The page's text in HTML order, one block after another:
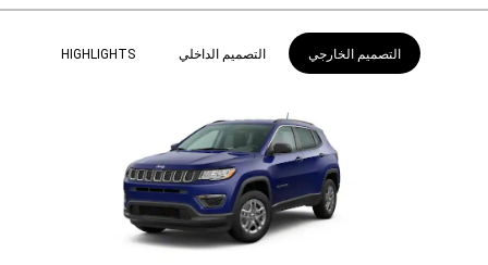
التصميم الخارجي التصميم الداخلي HIGHLIGHTS